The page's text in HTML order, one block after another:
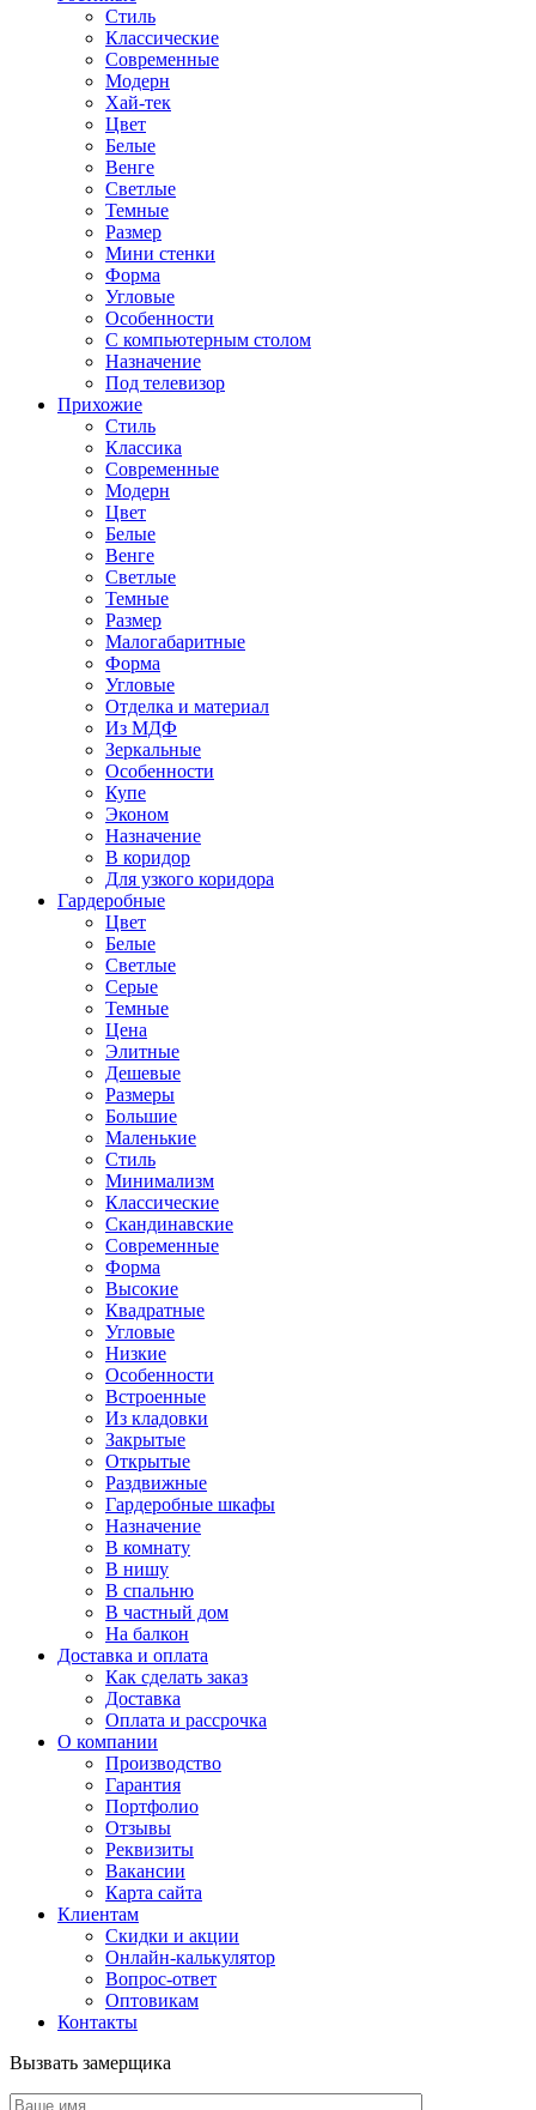
Стиль
Классические
Современные
Модерн
Хай-тек
Цвет
Белые
Венге
Светлые
Темные
Размер
Мини стенки
Форма
Угловые
Особенности
С компьютерным столом
Назначение
Под телевизор
Прихожие
Стиль
Классика
Современные
Модерн
Цвет
Белые
Венге
Светлые
Темные
Размер
Малогабаритные
Форма
Угловые
Отделка и материал
Из МДФ
Зеркальные
Особенности
Купе
Эконом
Назначение
В коридор
Для узкого коридора
Гардеробные
Цвет
Белые
Светлые
Серые
Темные
Цена
Элитные
Дешевые
Размеры
Большие
Маленькие
Стиль
Минимализм
Классические
Скандинавские
Современные
Форма
Высокие
Квадратные
Угловые
Низкие
Особенности
Встроенные
Из кладовки
Закрытые
Открытые
Раздвижные
Гардеробные шкафы
Назначение
В комнату
В нишу
В спальню
В частный дом
На балкон
Доставка и оплата
Как сделать заказ
Доставка
Оплата и рассрочка
О компании
Производство
Гарантия
Портфолио
Отзывы
Реквизиты
Вакансии
Карта сайта
Клиентам
Скидки и акции
Онлайн-калькулятор
Вопрос-ответ
Оптовикам
Контакты
Вызвать замерщика